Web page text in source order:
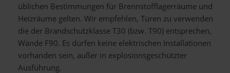
üblichen Bestimmungen für Brennstofflagerräume und
Heizräume gelten. Wir empfehlen, Türen zu verwenden
die der Brandschutzklasse T30 (bzw. T90) entsprechen,
Wände F90. Es dürfen keine elektrischen Installationen
vorhanden sein, außer in explosionsgeschützter
Ausführung.